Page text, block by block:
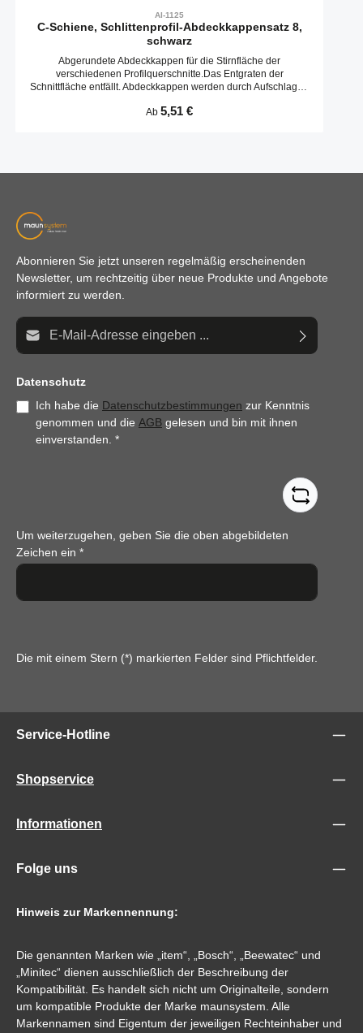
AI-1125
C-Schiene, Schlittenprofil-Abdeckkappensatz 8,
schwarz
Abgerundete Abdeckkappen für die Stirnfläche der
verschiedenen Profilquerschnitte.Das Entgraten der
Schnittfläche entfällt. Abdeckkappen werden durch Aufschlagen
Regulärer Preis:
Ab 5,51 €
Abonnieren Sie jetzt unseren regelmäßig erscheinenden
Newsletter, um rechtzeitig über neue Produkte und Angebote
informiert zu werden.
E-Mail-Adresse*
Datenschutz
Ich habe die Datenschutzbestimmungen zur Kenntnis
genommen und die AGB gelesen und bin mit ihnen
einverstanden. *
Um weiterzugehen, geben Sie die oben abgebildeten
Zeichen ein *
Die mit einem Stern (*) markierten Felder sind Pflichtfelder.
Service-Hotline
Shopservice
Informationen
Folge uns
Hinweis zur Markennennung:
Die genannten Marken wie „item“, „Bosch“, „Beewatec“ und
„Minitec“ dienen ausschließlich der Beschreibung der
Kompatibilität. Es handelt sich nicht um Originalteile, sondern
um kompatible Produkte der Marke maunsystem. Alle
Markennamen sind Eigentum der jeweiligen Rechteinhaber und